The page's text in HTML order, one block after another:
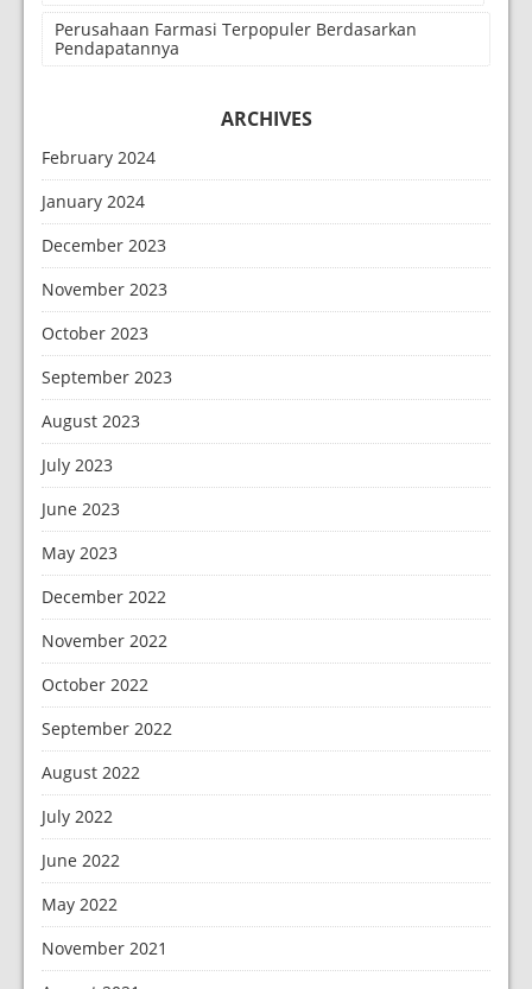
Perusahaan Farmasi Terpopuler Berdasarkan
Pendapatannya
ARCHIVES
February 2024
January 2024
December 2023
November 2023
October 2023
September 2023
August 2023
July 2023
June 2023
May 2023
December 2022
November 2022
October 2022
September 2022
August 2022
July 2022
June 2022
May 2022
November 2021